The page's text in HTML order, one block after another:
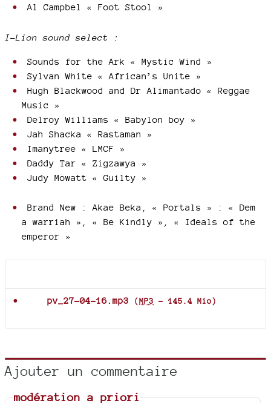
Al Campbel « Foot Stool »
I-Lion sound select :
Sounds for the Ark « Mystic Wind »
Sylvan White « African’s Unite »
Hugh Blackwood and Dr Alimantado « Reggae
Music »
Delroy Williams « Babylon boy »
Jah Shacka « Rastaman »
Imanytree « LMCF »
Daddy Tar « Zigzawya »
Judy Mowatt « Guilty »
Brand New : Akae Beka, « Portals » : « Dem
a warriah », « Be Kindly », « Ideals of the
emperor »
pv_27-04-16.mp3 (MP3 - 145.4 Mio)
Ajouter un commentaire
modération a priori